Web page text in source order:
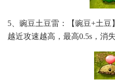
5、豌豆土豆雷：【豌豆+土豆
越近攻速越高，最高0.5s，消